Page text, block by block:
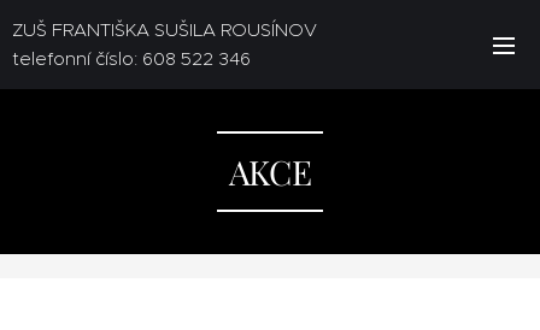
ZUŠ FRANTIŠKA SUŠILA ROUSÍNOV
telefonní číslo: 608 522 346
AKCE